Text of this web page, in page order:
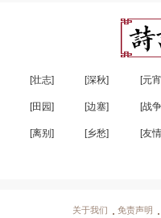
[壮志] [深秋] [元
[田园] [边塞] [战
[离别] [乡愁] [友
关于我们 免责声明